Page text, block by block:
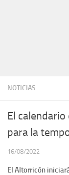
NOTICIAS
El
para la
16/08/2022
El Altorricón